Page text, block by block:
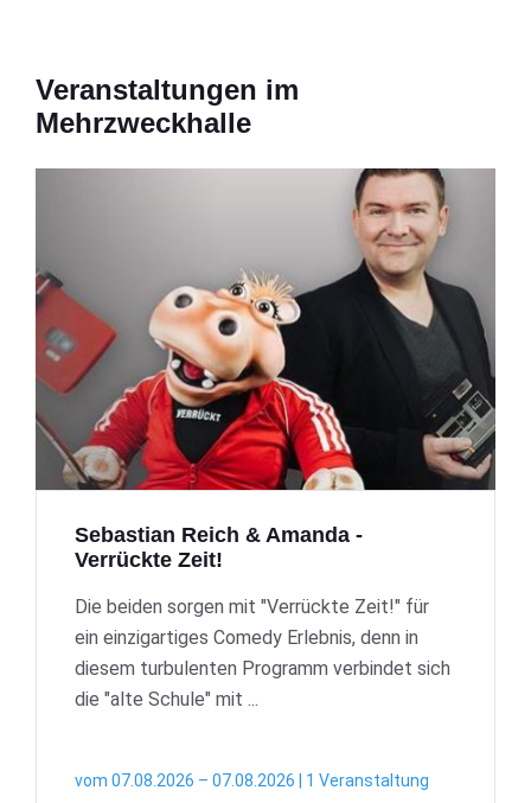
Veranstaltungen im
Mehrzweckhalle
Sebastian Reich & Amanda -
Verrückte Zeit!
Die beiden sorgen mit "Verrückte Zeit!" für
ein einzigartiges Comedy Erlebnis, denn in
diesem turbulenten Programm verbindet sich
die "alte Schule" mit ...
vom 07.08.2026 – 07.08.2026 | 1 Veranstaltung